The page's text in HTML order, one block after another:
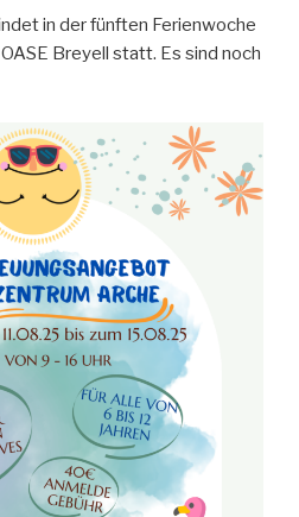
in der fünften Ferienwoche
Breyell statt. Es sind noch